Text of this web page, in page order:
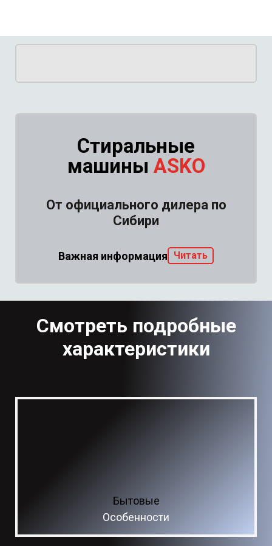
Стиральные
машины ASKO
От официального дилера по
Сибири
Читать
Важная информация
Смотреть подробные
характеристики
Бытовые
Особенности